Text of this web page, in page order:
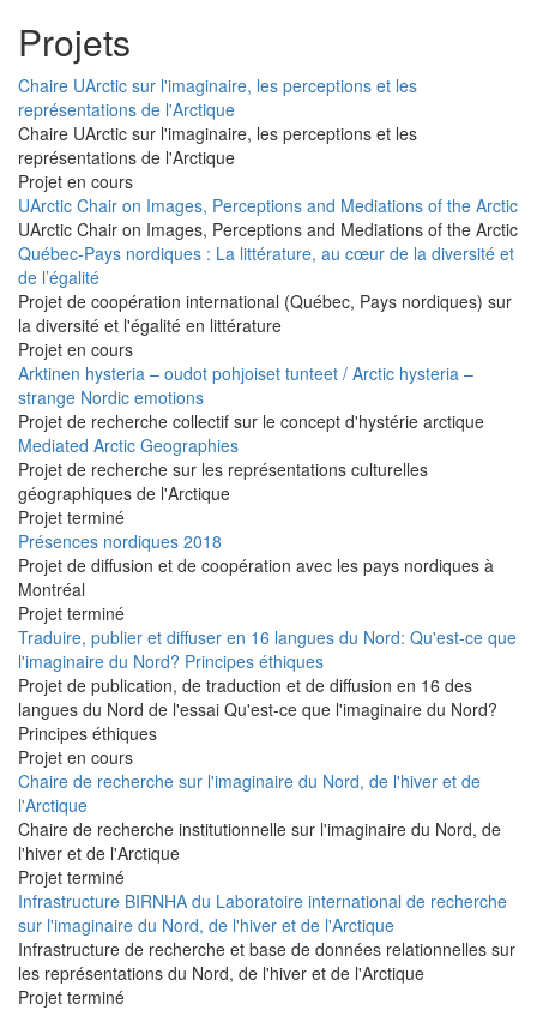
Projets
Chaire UArctic sur l'imaginaire, les perceptions et les
représentations de l'Arctique
Chaire UArctic sur l'imaginaire, les perceptions et les
représentations de l'Arctique
Projet en cours
UArctic Chair on Images, Perceptions and Mediations of the Arctic
UArctic Chair on Images, Perceptions and Mediations of the Arctic
Québec-Pays nordiques : La littérature, au cœur de la diversité et
de l’égalité
Projet de coopération international (Québec, Pays nordiques) sur
la diversité et l'égalité en littérature
Projet en cours
Arktinen hysteria – oudot pohjoiset tunteet / Arctic hysteria –
strange Nordic emotions
Projet de recherche collectif sur le concept d'hystérie arctique
Mediated Arctic Geographies
Projet de recherche sur les représentations culturelles
géographiques de l'Arctique
Projet terminé
Présences nordiques 2018
Projet de diffusion et de coopération avec les pays nordiques à
Montréal
Projet terminé
Traduire, publier et diffuser en 16 langues du Nord: Qu'est-ce que
l'imaginaire du Nord? Principes éthiques
Projet de publication, de traduction et de diffusion en 16 des
langues du Nord de l'essai Qu'est-ce que l'imaginaire du Nord?
Principes éthiques
Projet en cours
Chaire de recherche sur l'imaginaire du Nord, de l'hiver et de
l'Arctique
Chaire de recherche institutionnelle sur l'imaginaire du Nord, de
l'hiver et de l'Arctique
Projet terminé
Infrastructure BIRNHA du Laboratoire international de recherche
sur l'imaginaire du Nord, de l'hiver et de l'Arctique
Infrastructure de recherche et base de données relationnelles sur
les représentations du Nord, de l'hiver et de l'Arctique
Projet terminé